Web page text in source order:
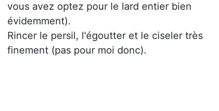
vous avez optez pour le lard entier bien
évidemment).
Rincer le persil, l'égoutter et le ciseler très
finement (pas pour moi donc).